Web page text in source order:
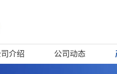
介绍 公司动态